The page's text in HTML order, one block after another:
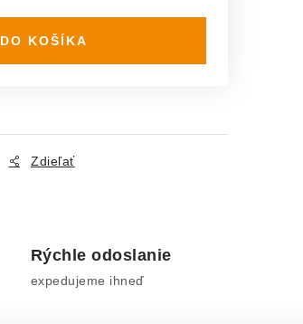
DO KOŠÍKA
Zdieľať
Rýchle odoslanie
expedujeme ihneď